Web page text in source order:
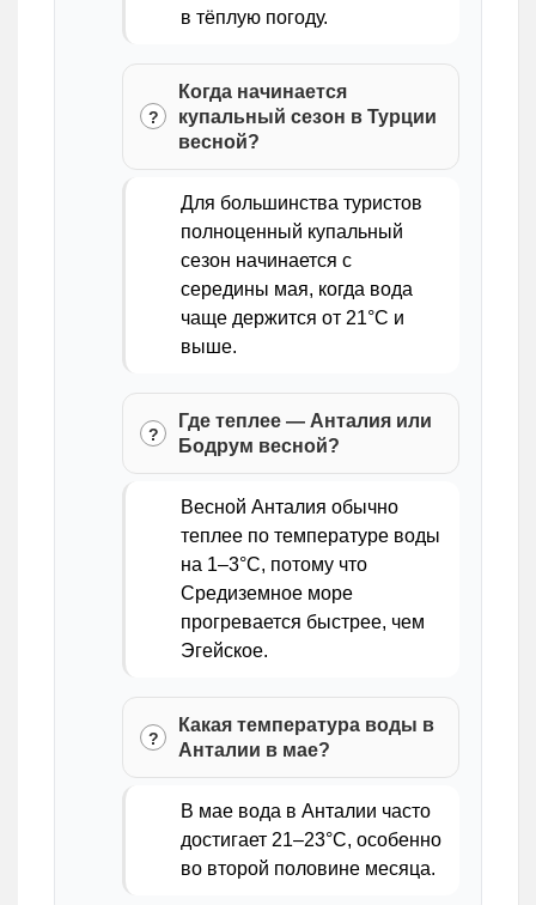
в тёплую погоду.
Когда начинается
купальный сезон в Турции
весной?
Для большинства туристов
полноценный купальный
сезон начинается с
середины мая, когда вода
чаще держится от 21°C и
выше.
Где теплее — Анталия или
Бодрум весной?
Весной Анталия обычно
теплее по температуре воды
на 1–3°C, потому что
Средиземное море
прогревается быстрее, чем
Эгейское.
Какая температура воды в
Анталии в мае?
В мае вода в Анталии часто
достигает 21–23°C, особенно
во второй половине месяца.